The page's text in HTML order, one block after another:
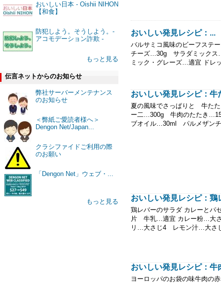
おいしい日本 - Oishii NIHON
【和食】
防犯しよう。そうしよう。-
アコモデーション詐欺 -
もっと見る
伝言ネットからのお知らせ
弊社サーバーメンテナンス
のお知らせ
＜弊紙ご愛読者様へ＞
Dengon Net/Japan...
クラシファイドご利用の際
のお願い
「Dengon Net」ウェブ・...
もっと見る
おいしい発見レシピ：...
バルサミコ風味のビーフステ
チーズ…30g サラダミックス
ミック・グレーズ…適宜 ド
おいしい発見レシピ：
夏の風味でさっぱりと 牛たた
ー二…300g 牛肉のたたき
ブオイル…30ml パルメザ
おいしい発見レシピ：鶏
鶏レバーのサラダ カレーと
片 牛乳…適宜 カレー粉…大
リ…大さじ4 レモン汁…大さ
おいしい発見レシピ：牛
ヨーロッパのお袋の味牛肉の